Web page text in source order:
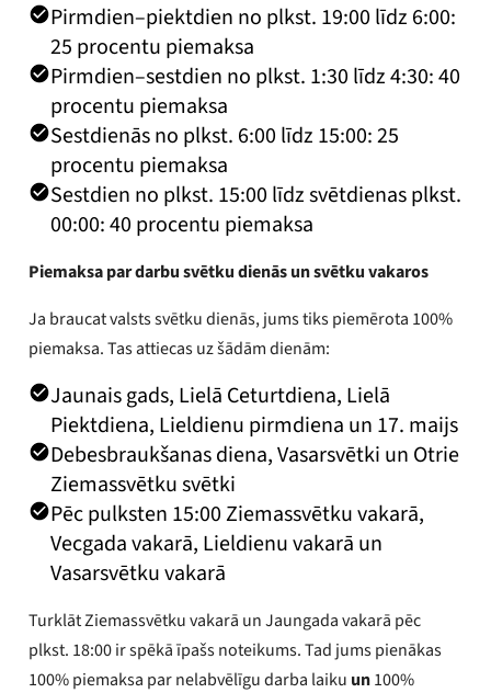
Pirmdien–piektdien no plkst. 19:00 līdz 6:00:
25 procentu piemaksa
Pirmdien–sestdien no plkst. 1:30 līdz 4:30: 40
procentu piemaksa
Sestdienās no plkst. 6:00 līdz 15:00: 25
procentu piemaksa
Sestdien no plkst. 15:00 līdz svētdienas plkst.
00:00: 40 procentu piemaksa
Piemaksa par darbu svētku dienās un svētku vakaros
Ja braucat valsts svētku dienās, jums tiks piemērota 100%
piemaksa. Tas attiecas uz šādām dienām:
Jaunais gads, Lielā Ceturtdiena, Lielā
Piektdiena, Lieldienu pirmdiena un 17. maijs
Debesbraukšanas diena, Vasarsvētki un Otrie
Ziemassvētku svētki
Pēc pulksten 15:00 Ziemassvētku vakarā,
Vecgada vakarā, Lieldienu vakarā un
Vasarsvētku vakarā
Turklāt Ziemassvētku vakarā un Jaungada vakarā pēc
plkst. 18:00 ir spēkā īpašs noteikums. Tad jums pienākas
100% piemaksa par nelabvēlīgu darba laiku un100%